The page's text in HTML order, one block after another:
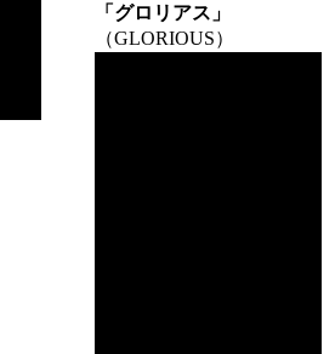
「グロリアス」
（GLORIOUS）